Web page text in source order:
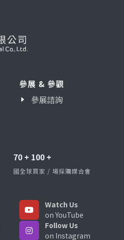
參展 & 參觀
參展諮詢
70 + 100 +
國全球買家 / 場採購媒合會
Watch Us
on YouTube
Follow Us
on Instagram